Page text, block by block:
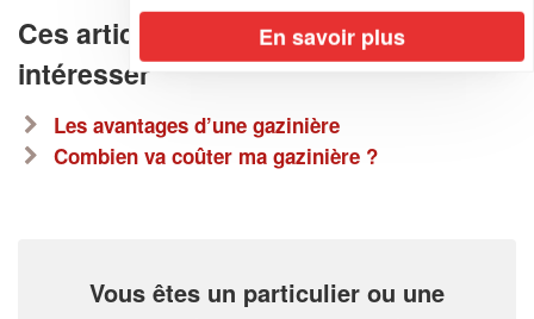
Ces articles peuvent aussi vous
intéresser
Les avantages d’une gazinière
Combien va coûter ma gazinière ?
Vous êtes un particulier ou une
En savoir plus